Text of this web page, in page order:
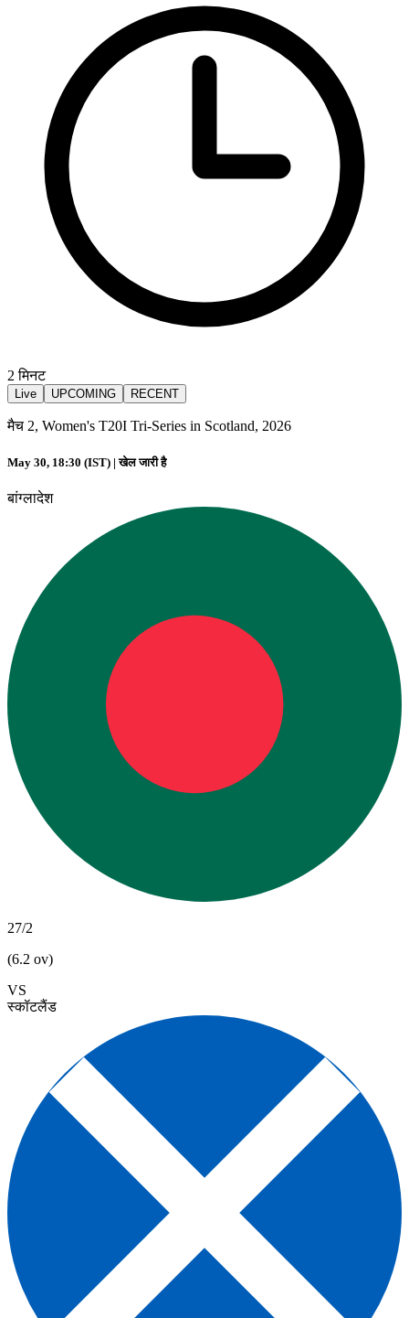
2मिनट
Live UPCOMING RECENT
मैच 2, Women's T20I Tri-Series in Scotland, 2026
May 30, 18:30 (IST) |खेल जारी है
बांग्लादेश
27/2
(6.2 ov)
VS
स्कॉटलैंड